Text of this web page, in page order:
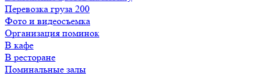
Перевозка груза 200
Фото и видеосъемка
Организация поминок
В кафе
В ресторане
Поминальные залы